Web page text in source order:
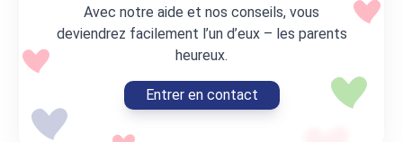
Avec notre aide et nos conseils, vous
deviendrez facilement l’un d’eux – les parents
heureux.
Entrer en contact